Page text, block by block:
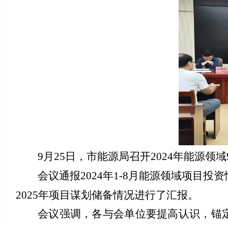
9月25日，市能源局召开2024年能源领
会议通报2024年1-8月能源领域项目投
2025年项目谋划储备情况进行了汇报。
会议强调，各与会单位要提高认识，锚